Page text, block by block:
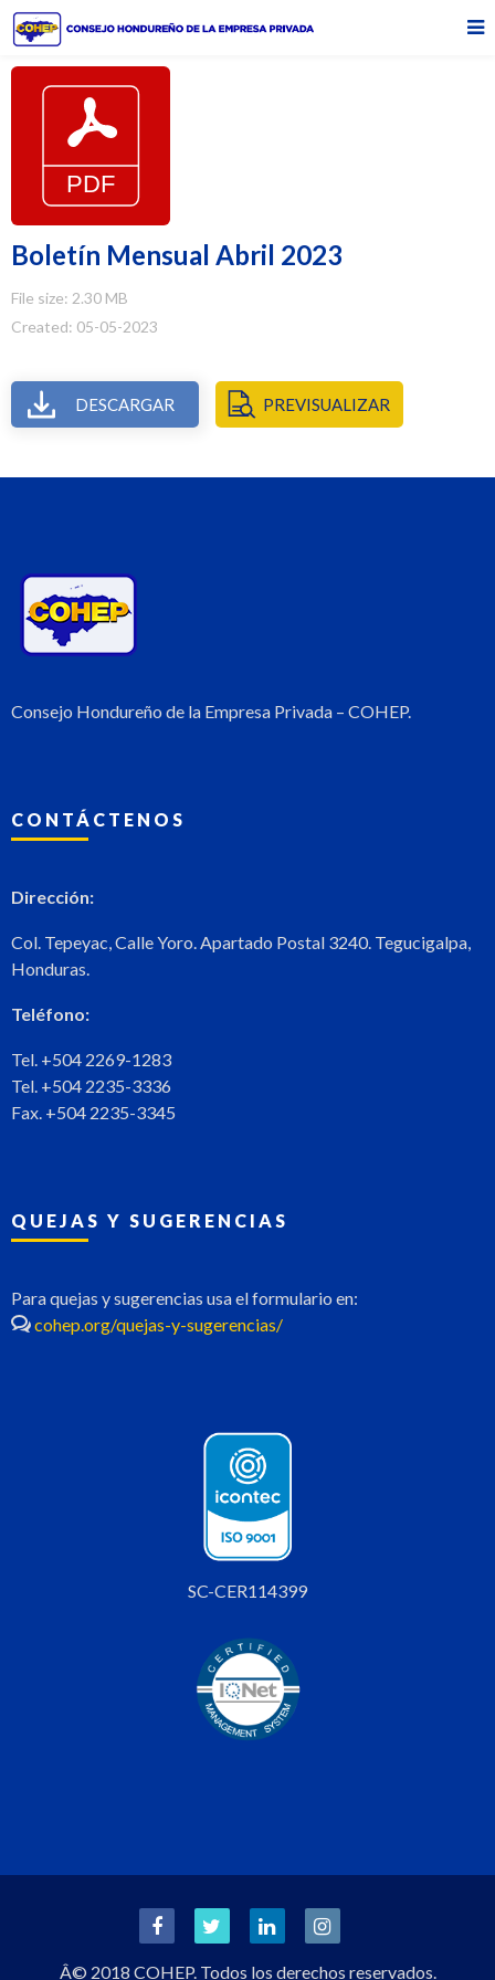
Boletín Mensual Abril 2023
File size: 2.30 MB
Created: 05-05-2023
DESCARGAR PREVISUALIZAR
Consejo Hondureño de la Empresa Privada – COHEP.
CONTÁCTENOS
Dirección:
Col. Tepeyac, Calle Yoro. Apartado Postal 3240. Tegucigalpa,
Honduras.
Teléfono:
Tel. +504 2269-1283
Tel. +504 2235-3336
Fax. +504 2235-3345
QUEJAS Y SUGERENCIAS
Para quejas y sugerencias usa el formulario en:
cohep.org/quejas-y-sugerencias/
SC-CER114399
Â© 2018 COHEP. Todos los derechos reservados.